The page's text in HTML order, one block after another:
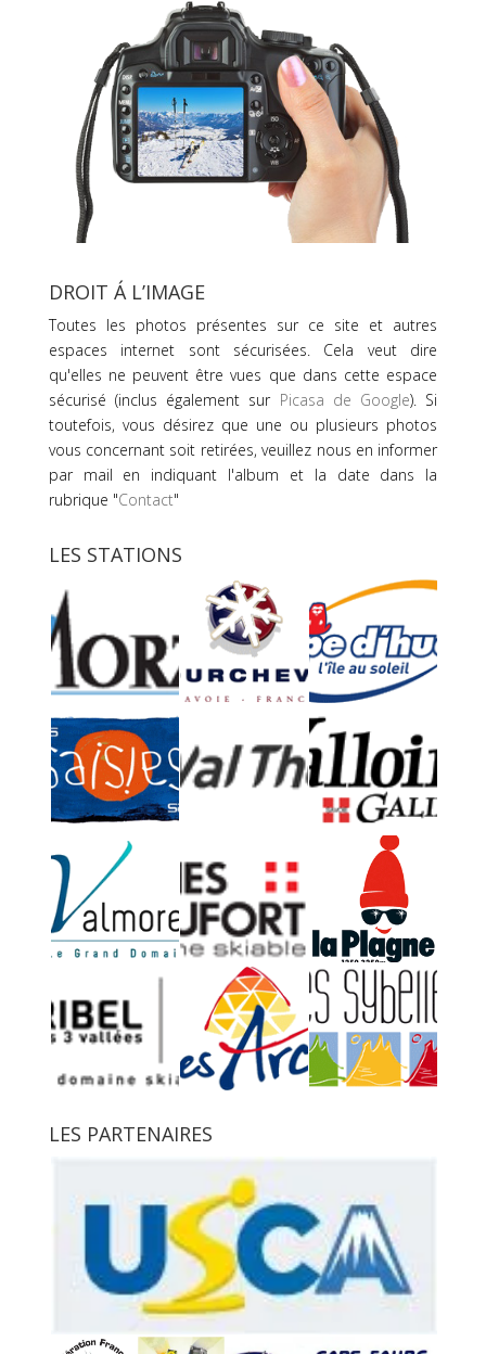
DROIT Á L’IMAGE
Toutes les photos présentes sur ce site et autres
espaces internet sont sécurisées. Cela veut dire
qu'elles ne peuvent être vues que dans cette espace
sécurisé (inclus également sur Picasa de Google). Si
toutefois, vous désirez que une ou plusieurs photos
vous concernant soit retirées, veuillez nous en informer
par mail en indiquant l'album et la date dans la
rubrique "Contact"
LES STATIONS
LES PARTENAIRES